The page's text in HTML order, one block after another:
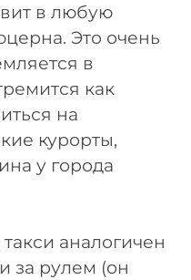
в любую
Это очень
в
как
на
курорты,
у города
аналогичен
за рулем (он